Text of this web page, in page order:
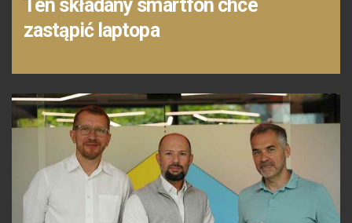
Ten składany smartfon chce
zastąpić laptopa